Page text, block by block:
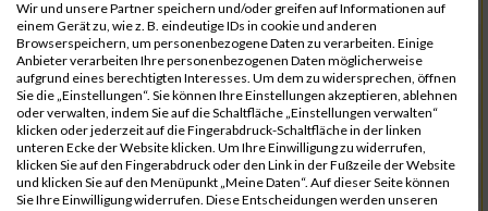
15968 Schmidt
00:46:22.2
15861
Duttenhöfer
00:47:01.8
15885
Großner
00:47:02.0
15982
Sporer
00:47:06.4
15923
Kühnlein
00:47:06.5
15835
Süß
00:47:10.8
Wir und unsere Partner speichern und/oder greifen auf Informationen auf
einem Gerät zu, wie z. B. eindeutige IDs in cookie und anderen
Browserspeichern, um personenbezogene Daten zu verarbeiten. Einige
Anbieter verarbeiten Ihre personenbezogenen Daten möglicherweise
aufgrund eines berechtigten Interesses. Um dem zu widersprechen, öffnen
Sie die „Einstellungen“. Sie können Ihre Einstellungen akzeptieren, ablehnen
oder verwalten, indem Sie auf die Schaltfläche „Einstellungen verwalten“
klicken oder jederzeit auf die Fingerabdruck-Schaltfläche in der linken
unteren Ecke der Website klicken. Um Ihre Einwilligung zu widerrufen,
klicken Sie auf den Fingerabdruck oder den Link in der Fußzeile der Website
und klicken Sie auf den Menüpunkt „Meine Daten“. Auf dieser Seite können
Sie Ihre Einwilligung widerrufen. Diese Entscheidungen werden unseren